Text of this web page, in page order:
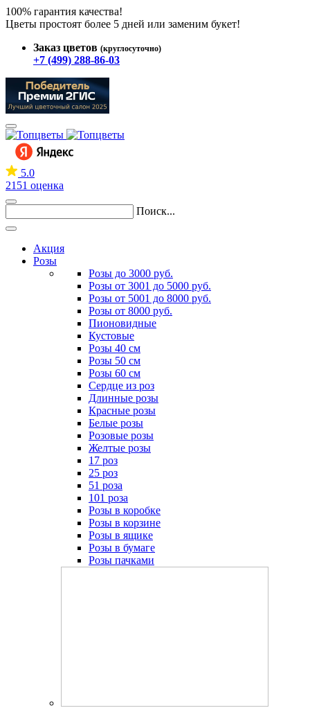
100% гарантия качества!
Цветы простоят более 5 дней или заменим букет!
Заказ цветов (круглосуточно)
+7 (499) 288-86-03
5.0
2151 оценка
Поиск...
Акция
Розы
Розы до 3000 руб.
Розы от 3001 до 5000 руб.
Розы от 5001 до 8000 руб.
Розы от 8000 руб.
Пионовидные
Кустовые
Розы 40 см
Розы 50 см
Розы 60 см
Сердце из роз
Длинные розы
Красные розы
Белые розы
Розовые розы
Желтые розы
17 роз
25 роз
51 роза
101 роза
Розы в коробке
Розы в корзине
Розы в ящике
Розы в бумаге
Розы пачками